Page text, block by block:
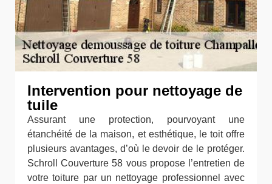
Intervention pour nettoyage de
tuile
Assurant une protection, pourvoyant une
étanchéité de la maison, et esthétique, le toit offre
plusieurs avantages, d’où le devoir de le protéger.
Schroll Couverture 58 vous propose l’entretien de
votre toiture par un nettoyage professionnel avec